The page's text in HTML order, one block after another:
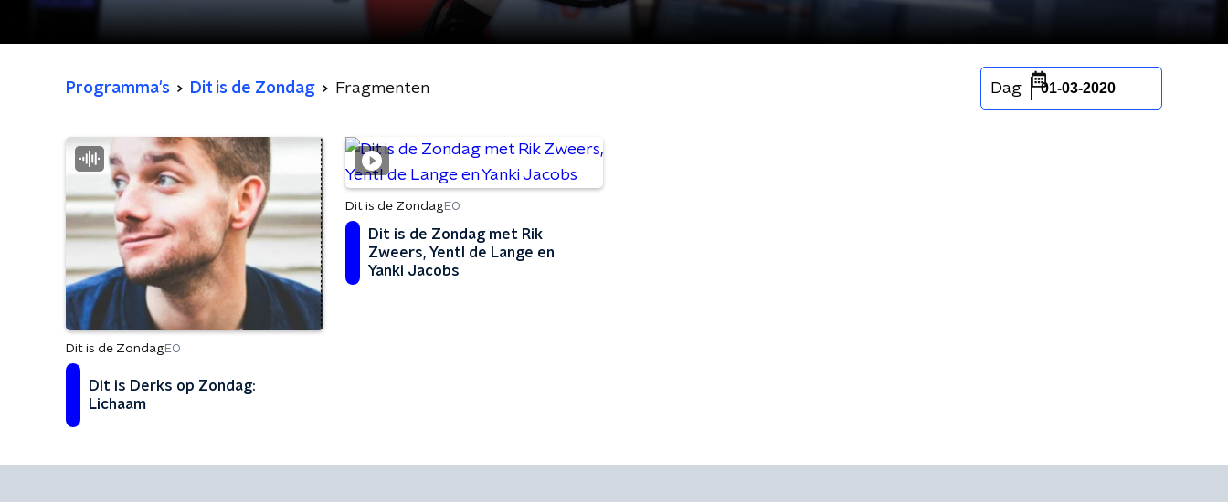
Programma's Dit is de Zondag Fragmenten Dag 01-03-2020
Dit is de ZondagEO
Dit is Derks op Zondag:
Lichaam
Dit is de ZondagEO
Dit is de Zondag met Rik
Zweers, Yentl de Lange en
Yanki Jacobs